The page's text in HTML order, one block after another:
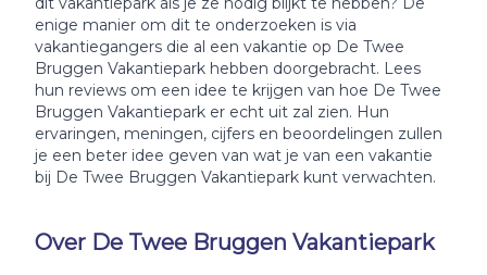
enige manier om dit te onderzoeken is via
vakantiegangers die al een vakantie op De Twee
Bruggen Vakantiepark hebben doorgebracht. Lees
hun reviews om een idee te krijgen van hoe De Twee
Bruggen Vakantiepark er echt uit zal zien. Hun
ervaringen, meningen, cijfers en beoordelingen zullen
je een beter idee geven van wat je van een vakantie
bij De Twee Bruggen Vakantiepark kunt verwachten.
Over De Twee Bruggen Vakantiepark